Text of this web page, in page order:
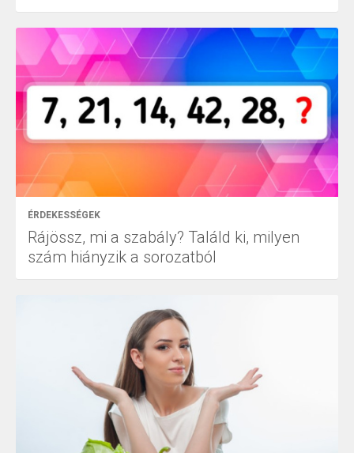
ÉRDEKESSÉGEK
Rájössz, mi a szabály? Találd ki, milyen
szám hiányzik a sorozatból